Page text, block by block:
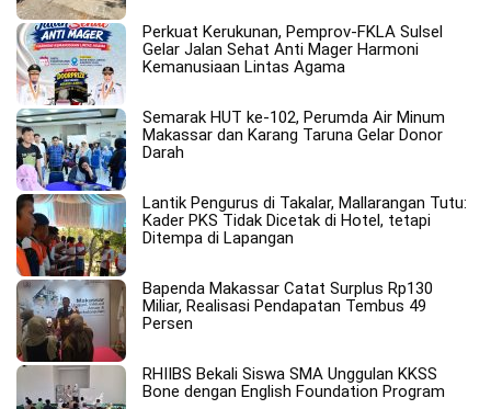
Perkuat Kerukunan, Pemprov-FKLA Sulsel
Gelar Jalan Sehat Anti Mager Harmoni
Kemanusiaan Lintas Agama
Semarak HUT ke-102, Perumda Air Minum
Makassar dan Karang Taruna Gelar Donor
Darah
Lantik Pengurus di Takalar, Mallarangan Tutu:
Kader PKS Tidak Dicetak di Hotel, tetapi
Ditempa di Lapangan
Bapenda Makassar Catat Surplus Rp130
Miliar, Realisasi Pendapatan Tembus 49
Persen
RHIIBS Bekali Siswa SMA Unggulan KKSS
Bone dengan English Foundation Program